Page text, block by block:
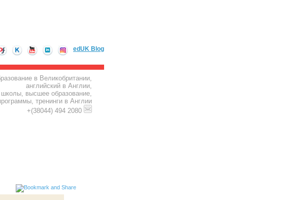
edUK Blog
в Великобритании,
английский в Англии,
высшее образование,
тренинги в Англии
+(38044) 494 2080